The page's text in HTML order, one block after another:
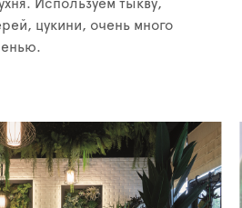
Используем тыкву,
цукини, очень много